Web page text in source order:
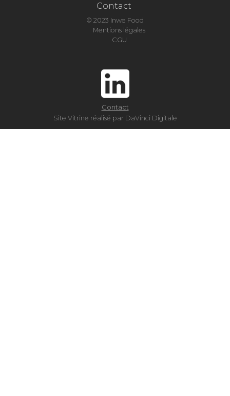
Contact
© 2023 Inwe Food
Mentions légales
CGU
Site Vitrine réalisé par DaVinci Digitale
Contact